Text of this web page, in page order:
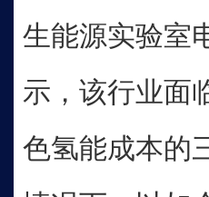
生能源实验室
示，该行业面
色氢能成本的